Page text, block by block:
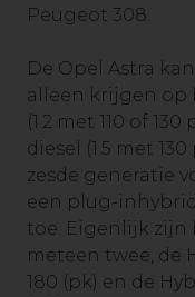
Peugeot 308.
De Opel Astra
alleen krijgen op
(1.2 met 110 of 130
diesel (1.5 met 130
zesde generatie
een plug-
toe. Eigenlijk zijn
meteen twee, de
180 (pk) en de